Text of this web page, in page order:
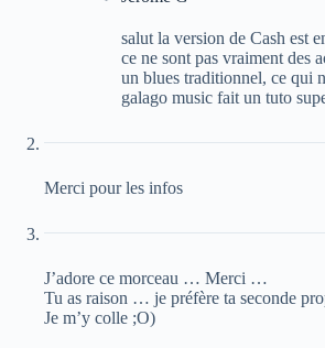
salut la version de Cash est
ce ne sont pas vraiment des
un blues traditionnel, ce qui
galago music fait un tuto
Merci pour les infos
J’adore ce morceau … Merci …
Tu as raison … je préfère ta seconde
Je m’y colle ;O)